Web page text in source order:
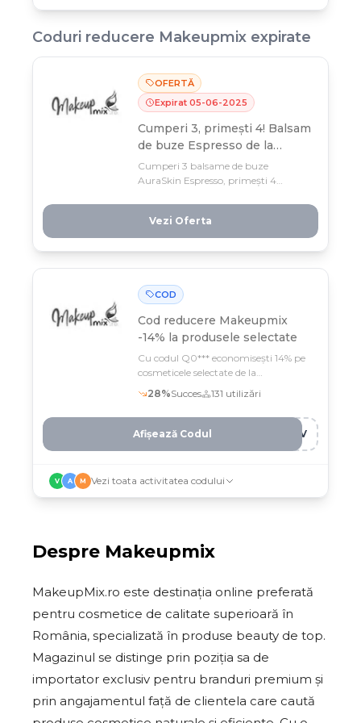
Coduri reducere Makeupmix expirate
OFERTĂ
Expirat 05-06-2025
Cumperi 3, primești 4! Balsam
de buze Espresso de la
AuraSkin Beauty!
Cumperi 3 balsame de buze
AuraSkin Espresso, primești 4
cafea, hidratare maximă și SPF 15 pe
care l-ai tot visat.
Vezi Oferta
COD
Cod reducere Makeupmix
-14% la produsele selectate
Cu codul Q0*** economisești 14% pe
cosmeticele selectate de la
Makeupmix
28%Succes 131 utilizări
ILV
Afișează Codul
V A M Vezi toata activitatea codului
Despre Makeupmix
MakeupMix.ro este destinația online preferată
pentru cosmetice de calitate superioară în
România, specializată în produse beauty de top.
Magazinul se distinge prin poziția sa de
importator exclusiv pentru branduri premium și
prin angajamentul față de clientela care caută